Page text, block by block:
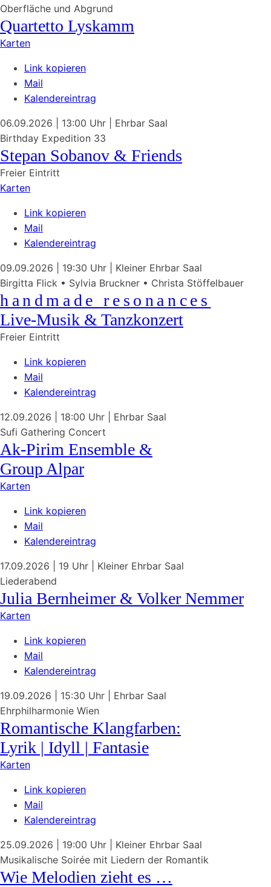
Oberfläche und Abgrund
Quartetto Lyskamm
Karten
Link kopieren
Mail
Kalendereintrag
06.09.2026 | 13:00 Uhr
Ehrbar Saal
Birthday Expedition 33
Stepan Sobanov & Friends
Freier Eintritt
Karten
Link kopieren
Mail
Kalendereintrag
09.09.2026 | 19:30 Uhr
Kleiner Ehrbar Saal
Birgitta Flick • Sylvia Bruckner • Christa Stöffelbauer
handmade resonances
Live-Musik & Tanzkonzert
Freier Eintritt
Link kopieren
Mail
Kalendereintrag
12.09.2026 | 18:00 Uhr
Ehrbar Saal
Sufi Gathering Concert
Ak-Pirim Ensemble &
Group Alpar
Karten
Link kopieren
Mail
Kalendereintrag
17.09.2026 | 19 Uhr
Kleiner Ehrbar Saal
Liederabend
Julia Bernheimer & Volker Nemmer
Karten
Link kopieren
Mail
Kalendereintrag
19.09.2026 | 15:30 Uhr
Ehrbar Saal
Ehrphilharmonie Wien
Romantische Klangfarben:
Lyrik | Idyll | Fantasie
Karten
Link kopieren
Mail
Kalendereintrag
25.09.2026 | 19:00 Uhr
Kleiner Ehrbar Saal
Musikalische Soirée mit Liedern der Romantik
Wie Melodien zieht es …